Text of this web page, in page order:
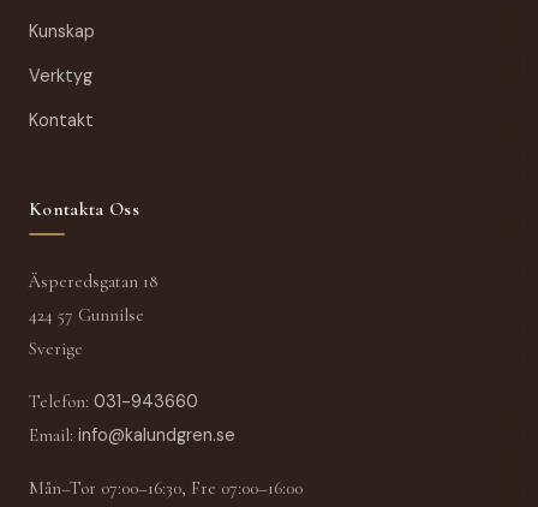
Kunskap
Verktyg
Kontakt
Kontakta Oss
Äsperedsgatan 18
424 57 Gunnilse
Sverige
Telefon: 031-943660
Email: info@kalundgren.se
Mån–Tor 07:00–16:30, Fre 07:00–16:00